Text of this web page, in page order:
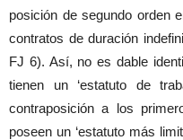
posición de segundo orden
contratos de duración
FJ 6). Así, no es dable
tienen un ‘estatuto de
contraposición a los
poseen un ‘estatuto más